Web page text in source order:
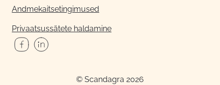
Andmekaitsetingimused
Privaatsussätete haldamine
© Scandagra 2026